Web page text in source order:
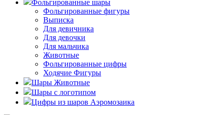
Фольгированные шары
Фольгированные фигуры
Выписка
Для девичника
Для девочки
Для мальчика
Животные
Фольгированные цифры
Ходячие Фигуры
Шары Животные
Шары с логотипом
Цифры из шаров Аэромозаика